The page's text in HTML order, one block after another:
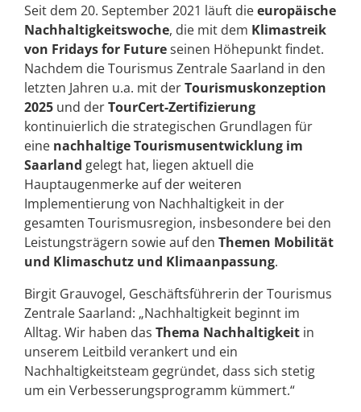
Seit dem 20. September 2021 läuft dieeuropäische
Nachhaltigkeitswoche, die mit dem Klimastreik
von Fridays for Futureseinen Höhepunkt findet.
Nachdem die Tourismus Zentrale Saarland in den
letzten Jahren u.a. mit derTourismuskonzeption
2025 und derTourCert-Zertifizierung
kontinuierlich die strategischen Grundlagen für
eine nachhaltige Tourismusentwicklung im
Saarland gelegt hat, liegen aktuell die
Hauptaugenmerke auf der weiteren
Implementierung von Nachhaltigkeit in der
gesamten Tourismusregion, insbesondere bei den
Leistungsträgern sowie auf den Themen Mobilität
und Klimaschutz und Klimaanpassung.
Birgit Grauvogel, Geschäftsführerin der Tourismus
Zentrale Saarland: „Nachhaltigkeit beginnt im
Alltag. Wir haben das Thema Nachhaltigkeit in
unserem Leitbild verankert und ein
Nachhaltigkeitsteam gegründet, dass sich stetig
um ein Verbesserungsprogramm kümmert.“